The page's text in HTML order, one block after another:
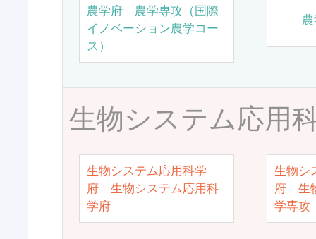
農学府 農学専攻（国際
イノベーション農学コー
ス）
生物システム応用
生物システム応用科学
府 生物システム応用科
学府
生物シ
府 生
学専攻